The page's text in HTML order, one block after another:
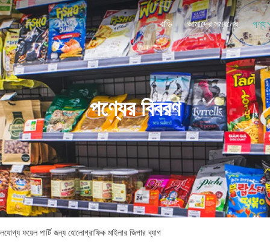
বাড়ি আমাদের সম্বন্ধে পণ্য
পণ্যের বিবরণ
ফয়েল পার্টি জন্য হোলোগ্রাফিক মাইলার জিপার ব্যাগ